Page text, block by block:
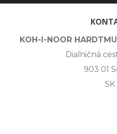
KOH-I-NOOR
Diaľničná
903 01
SK